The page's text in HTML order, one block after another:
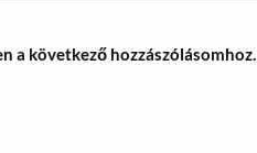
a következő hozzászólásomhoz.